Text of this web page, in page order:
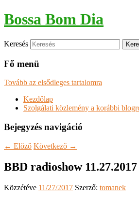
Bossa Bom Dia
Keresés
Fő menü
Tovább az elsődleges tartalomra
Kezdőlap
Szolgálati közlemény a korábbi
Bejegyzés navigáció
← Előző Következő →
BBD radioshow
Közzétéve 11/27/2017 Szerző: tomanek